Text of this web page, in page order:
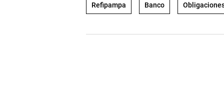
Refipampa Banco